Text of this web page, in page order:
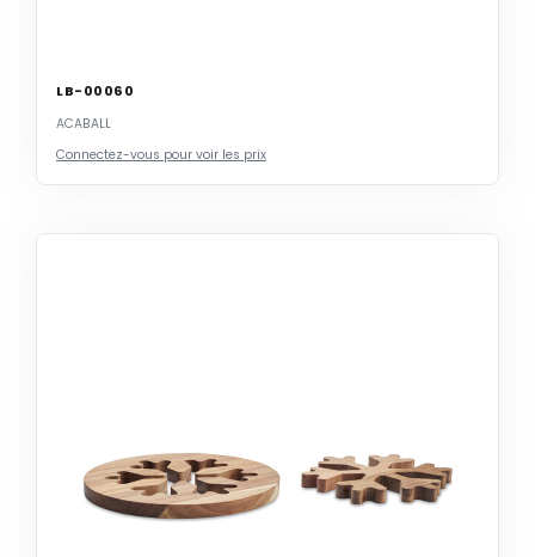
LB-00060
ACABALL
Connectez-vous pour voir les prix